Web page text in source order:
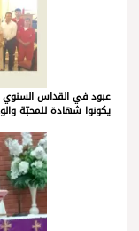
عبود في القداس السنوي
يكونوا شهادة للمحبّة